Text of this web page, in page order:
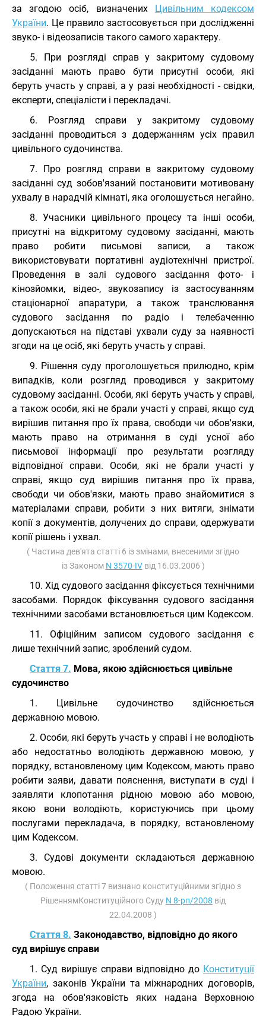
за згодою осіб, визначених Цивільним кодексом
України. Це правило застосовується при дослідженні
звуко- і відеозаписів такого самого характеру.
5. При розгляді справ у закритому судовому
засіданні мають право бути присутні особи, які
беруть участь у справі, а у разі необхідності - свідки,
експерти, спеціалісти і перекладачі.
6. Розгляд справи у закритому судовому
засіданні проводиться з додержанням усіх правил
цивільного судочинства.
7. Про розгляд справи в закритому судовому
засіданні суд зобов'язаний постановити мотивовану
ухвалу в нарадчій кімнаті, яка оголошується негайно.
8. Учасники цивільного процесу та інші особи,
присутні на відкритому судовому засіданні, мають
право робити письмові записи, а також
використовувати портативні аудіотехнічні пристрої.
Проведення в залі судового засідання фото- і
кінозйомки, відео-, звукозапису із застосуванням
стаціонарної апаратури, а також транслювання
судового засідання по радіо і телебаченню
допускаються на підставі ухвали суду за наявності
згоди на це осіб, які беруть участь у справі.
9. Рішення суду проголошується прилюдно, крім
випадків, коли розгляд проводився у закритому
судовому засіданні. Особи, які беруть участь у справі,
а також особи, які не брали участі у справі, якщо суд
вирішив питання про їх права, свободи чи обов'язки,
мають право на отримання в суді усної або
письмової інформації про результати розгляду
відповідної справи. Особи, які не брали участі у
справі, якщо суд вирішив питання про їх права,
свободи чи обов'язки, мають право знайомитися з
матеріалами справи, робити з них витяги, знімати
копії з документів, долучених до справи, одержувати
копії рішень і ухвал.
( Частина дев'ята статті 6 із змінами, внесеними згідно
із Законом N 3570-IVвід 16.03.2006 )
10. Хід судового засідання фіксується технічними
засобами. Порядок фіксування судового засідання
технічними засобами встановлюється цим Кодексом.
11. Офіційним записом судового засідання є
лише технічний запис, зроблений судом.
Стаття 7. Мова, якою здійснюється цивільне
судочинство
1. Цивільне судочинство здійснюється
державною мовою.
2. Особи, які беруть участь у справі і не володіють
або недостатньо володіють державною мовою, у
порядку, встановленому цим Кодексом, мають право
робити заяви, давати пояснення, виступати в суді і
заявляти клопотання рідною мовою або мовою,
якою вони володіють, користуючись при цьому
послугами перекладача, в порядку, встановленому
цим Кодексом.
3. Судові документи складаються державною
мовою.
( Положення статті 7 визнано конституційними згідно з
РішеннямКонституційного Суду N 8-рп/2008 від
22.04.2008 )
Стаття 8. Законодавство, відповідно до якого
суд вирішує справи
1. Суд вирішує справи відповідно до Конституції
України, законів України та міжнародних договорів,
згода на обов'язковість яких надана Верховною
Радою України.